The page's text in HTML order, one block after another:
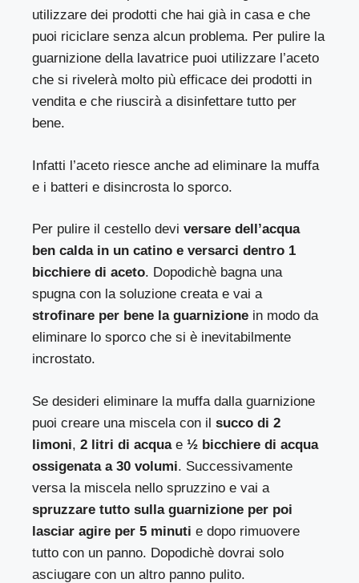
utilizzare dei prodotti che hai già in casa e che
puoi riciclare senza alcun problema. Per pulire la
guarnizione della lavatrice puoi utilizzare l’aceto
che si rivelerà molto più efficace dei prodotti in
vendita e che riuscirà a disinfettare tutto per
bene.
Infatti l’aceto riesce anche ad eliminare la muffa
e i batteri e disincrosta lo sporco.
Per pulire il cestello deviversare dell’acqua
ben calda in un catino e versarci dentro 1
bicchiere di aceto. Dopodichè bagna una
spugna con la soluzione creata e vai a
strofinare per bene la guarnizione in modo da
eliminare lo sporco che si è inevitabilmente
incrostato.
Se desideri eliminare la muffa dalla guarnizione
puoi creare una miscela con ilsucco di 2
limoni, 2 litri di acquae½ bicchiere di acqua
ossigenata a 30 volumi. Successivamente
versa la miscela nello spruzzino e vai a
spruzzare tutto sulla guarnizione per poi
lasciar agire per 5 minuti e dopo rimuovere
tutto con un panno. Dopodichè dovrai solo
asciugare con un altro panno pulito.